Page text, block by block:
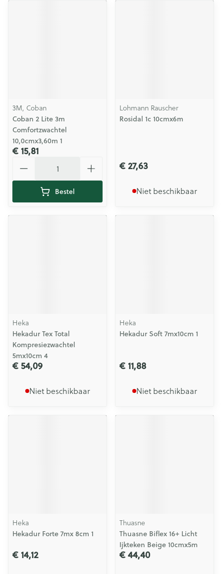
3M, Coban
Coban 2 Lite 3m
Comfortzwachtel
10,0cmx3,60m 1
€ 15,81
Bestel
Lohmann Rauscher
Rosidal 1c 10cmx6m
€ 27,63
Niet beschikbaar
Heka
Hekadur Tex Total
Kompresiezwachtel
5mx10cm 4
€ 54,09
Niet beschikbaar
Heka
Hekadur Soft 7mx10cm 1
€ 11,88
Niet beschikbaar
Heka
Hekadur Forte 7mx 8cm 1
€ 14,12
Thuasne
Thuasne Biflex 16+ Licht
Ijkteken Beige 10cmx5m
€ 44,40